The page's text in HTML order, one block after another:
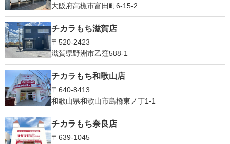
大阪府高槻市富田町6-15-2
チカラもち滋賀店
〒520-2423
滋賀県野洲市乙窪588-1
チカラもち和歌山店
〒640-8413
和歌山県和歌山市島橋東ノ丁1-1
チカラもち奈良店
〒639-1045